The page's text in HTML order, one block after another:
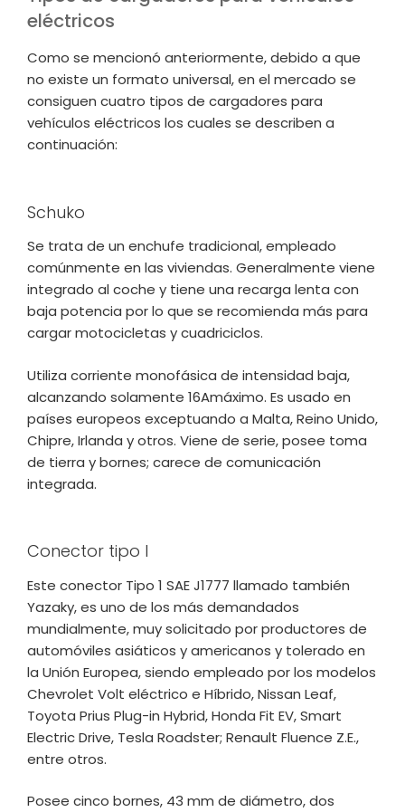
eléctricos
Como se mencionó anteriormente, debido a que
no existe un formato universal, en el mercado se
consiguen cuatro tipos de cargadores para
vehículos eléctricos los cuales se describen a
continuación:
Schuko
Se trata de un enchufe tradicional, empleado
comúnmente en las viviendas. Generalmente viene
integrado al coche y tiene una recarga lenta con
baja potencia por lo que se recomienda más para
cargar motocicletas y cuadriciclos.
Utiliza corriente monofásica de intensidad baja,
alcanzando solamente 16Amáximo. Es usado en
países europeos exceptuando a Malta, Reino Unido,
Chipre, Irlanda y otros. Viene de serie, posee toma
de tierra y bornes; carece de comunicación
integrada.
Conector tipo I
Este conector Tipo 1 SAE J1777 llamado también
Yazaky, es uno de los más demandados
mundialmente, muy solicitado por productores de
automóviles asiáticos y americanos y tolerado en
la Unión Europea, siendo empleado por los modelos
Chevrolet Volt eléctrico e Híbrido, Nissan Leaf,
Toyota Prius Plug-in Hybrid, Honda Fit EV, Smart
Electric Drive, Tesla Roadster; Renault Fluence Z.E.,
entre otros.
Posee cinco bornes, 43 mm de diámetro, dos